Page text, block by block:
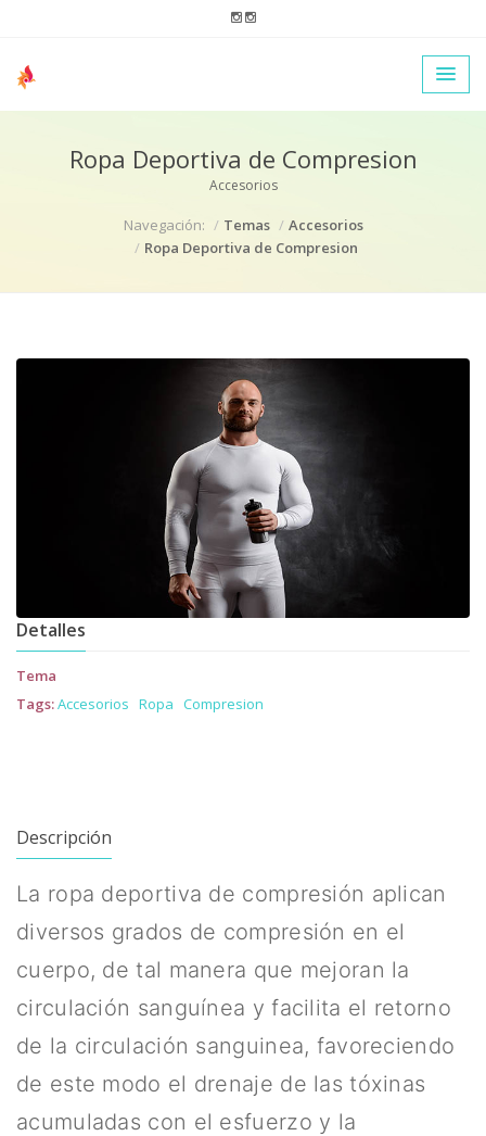
Ropa Deportiva de Compresion
Accesorios
Navegación: Temas
Accesorios
Ropa Deportiva de Compresion
Detalles
Tema
Tags:Accesorios Ropa Compresion
Descripción
La ropa deportiva de compresión aplican
diversos grados de compresión en el
cuerpo, de tal manera que mejoran la
circulación sanguínea y facilita el retorno
de la circulación sanguinea, favoreciendo
de este modo el drenaje de las tóxinas
acumuladas con el esfuerzo y la